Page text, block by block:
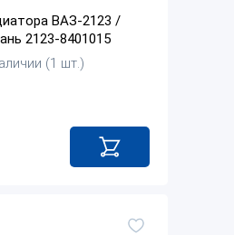
ВАЗ-2123 /
2123-8401015
(1 шт.)